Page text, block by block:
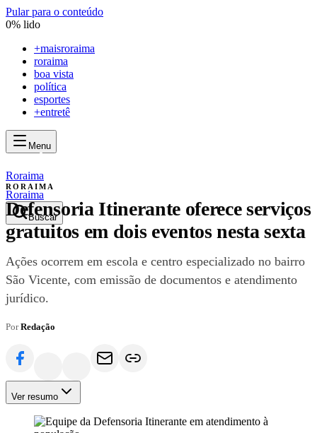
Pular para o conteúdo
0% lido
+maisroraima
roraima
boa vista
política
esportes
+entretê
Menu
maisroraima
mais
Roraima
Buscar
Roraima
RORAIMA
Defensoria Itinerante oferece serviços
gratuitos em dois eventos nesta sexta
Ações ocorrem em escola e centro especializado no bairro
São Vicente, com emissão de documentos e atendimento
jurídico.
PorRedação
Ver resumo